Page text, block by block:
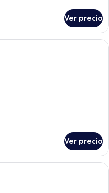
Ver precio
Un dormitorio con una cama, una
Ver precio
Un dormitorio con una cama, un